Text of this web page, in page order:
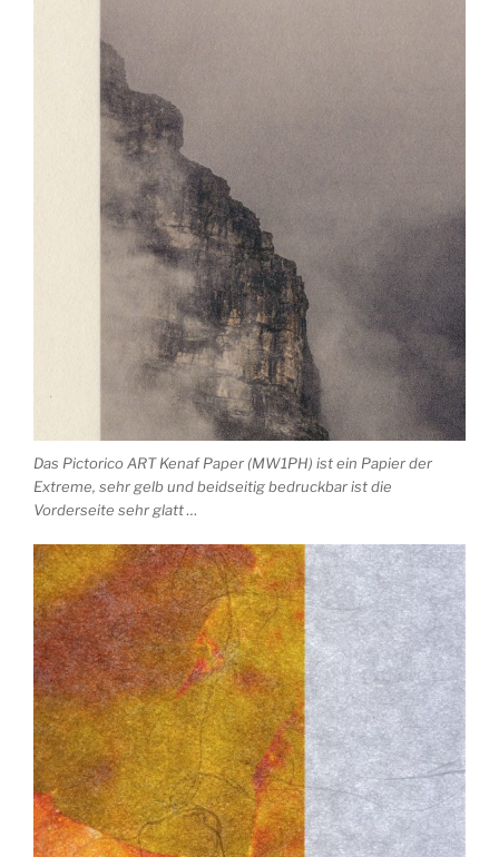
Das Pictorico ART Kenaf Paper (MW1PH) ist ein Papier der
Extreme, sehr gelb und beidseitig bedruckbar ist die
Vorderseite sehr glatt …